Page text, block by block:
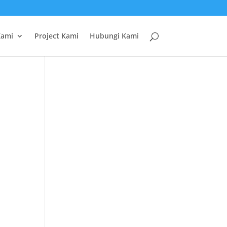
Project Kami Hubungi Kami